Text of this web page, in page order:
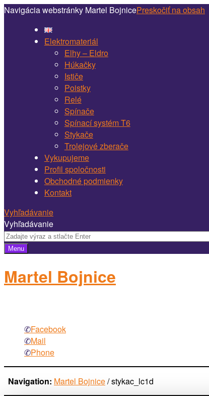
Navigácia webstránky Martel BojnicePreskočiť na obsah
Elektromateriál
Elhy – Eldro
Húkačky
Ističe
Poistky
Relé
Spínače
Spínací systém T6
Stykače
Trolejové zberače
Vykupujeme
Profil spoločnosti
Obchodné podmienky
Kontakt
Vyhľadávanie
Vyhľadávanie
Menu
Martel Bojnice
Facebook
Mail
Phone
Navigation: Martel Bojnice/stykac_lc1d